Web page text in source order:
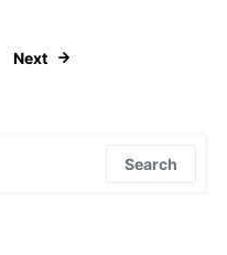
Next
Search